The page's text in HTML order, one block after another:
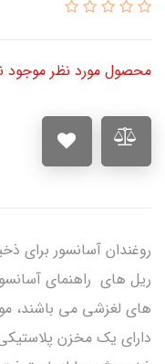
محصول مورد نظر موجود
روغندان آسانسور برای
ریل های راهنمای
های لغزشی می باشند،
دارای یک مخزن